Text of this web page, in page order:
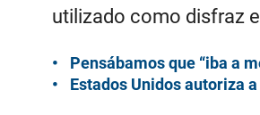
utilizado como disfraz
Pensábamos que “iba a
Estados Unidos autoriza